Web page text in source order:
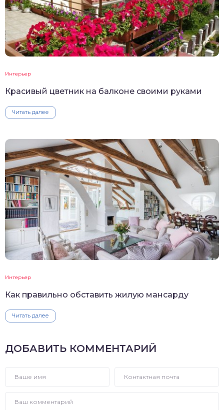
Интерьер
Красивый цветник на балконе своими руками
Читать далее
Интерьер
Как правильно обставить жилую мансарду
Читать далее
ДОБАВИТЬ КОММЕНТАРИЙ